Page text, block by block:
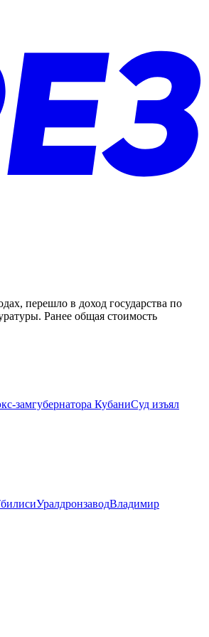
перешло в доход государства по
Ранее общая стоимость
замгубернатора КубаниСуд изъял
УралдронзаводВладимир